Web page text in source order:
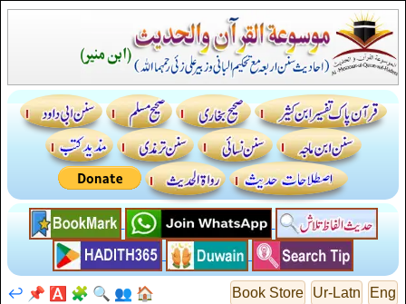
Eng
Ur-Latn
Book Store
🏠
👥
🔍
🧩
🅰️
📌
↩️